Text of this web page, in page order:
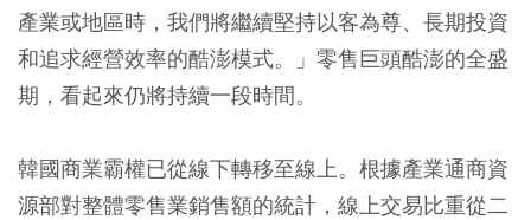
產業或地區時，我們將繼續堅持以客為尊、長期投資
和追求經營效率的酷澎模式。」零售巨頭酷澎的全盛
期，看起來仍將持續一段時間。
韓國商業霸權已從線下轉移至線上。根據產業通商資
源部對整體零售業銷售額的統計，線上交易比重從二